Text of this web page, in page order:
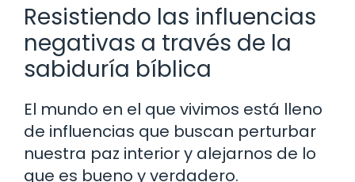
Resistiendo las influencias
negativas a través de la
sabiduría bíblica
El mundo en el que vivimos está lleno
de influencias que buscan perturbar
nuestra paz interior y alejarnos de lo
que es bueno y verdadero.